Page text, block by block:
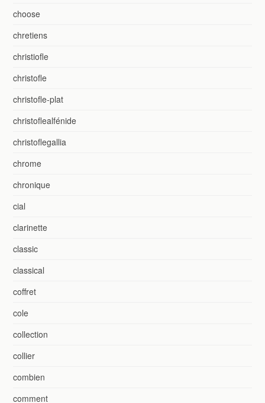
choose
chretiens
christiofle
christofle
christofle-plat
christoflealfénide
christoflegallia
chrome
chronique
cial
clarinette
classic
classical
coffret
cole
collection
collier
combien
comment